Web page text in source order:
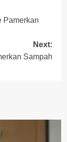
Pamerkan
Next:
Sampah